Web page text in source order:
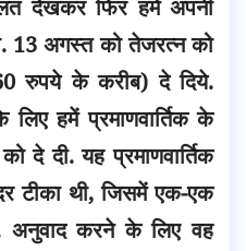
देखकर फिर हमें अपनी
13 अगस्त को तेजरत्न को
रुपये के करीब) दे दिये.
लिए हमें प्रमाणवार्तिक के
दे दी. यह प्रमाणवार्तिक
टीका थी, जिसमें एक-एक
अनुवाद करने के लिए वह